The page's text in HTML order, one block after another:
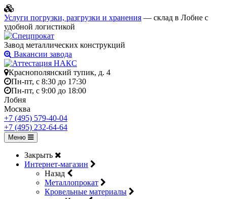
Услуги погрузки, разгрузки и хранения — склад в Лобне с
удобной логистикой
Завод металлических конструкций
Вакансии завода
Краснополянский тупик, д. 4
Пн-пт, с 8:30 до 17:30
Пн-пт, с 9:00 до 18:00
Лобня
Москва
+7 (495) 579-40-04
+7 (495) 232-64-64
Меню
Закрыть
Интернет-магазин
Назад
Металлопрокат
Кровельные материалы